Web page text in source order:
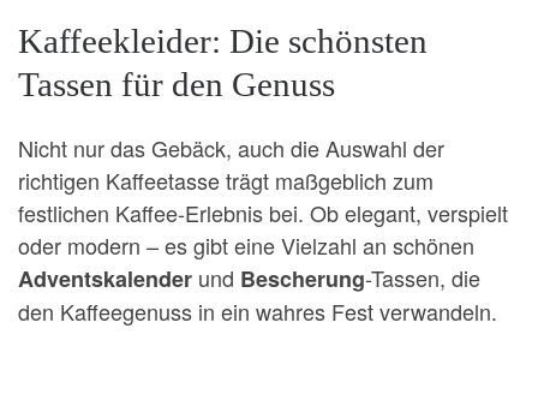
Kaffeekleider: Die schönsten
Tassen für den Genuss
Nicht nur das Gebäck, auch die Auswahl der
richtigen Kaffeetasse trägt maßgeblich zum
festlichen Kaffee-Erlebnis bei. Ob elegant, verspielt
oder modern – es gibt eine Vielzahl an schönen
Adventskalender und Bescherung-Tassen, die
den Kaffeegenuss in ein wahres Fest verwandeln.